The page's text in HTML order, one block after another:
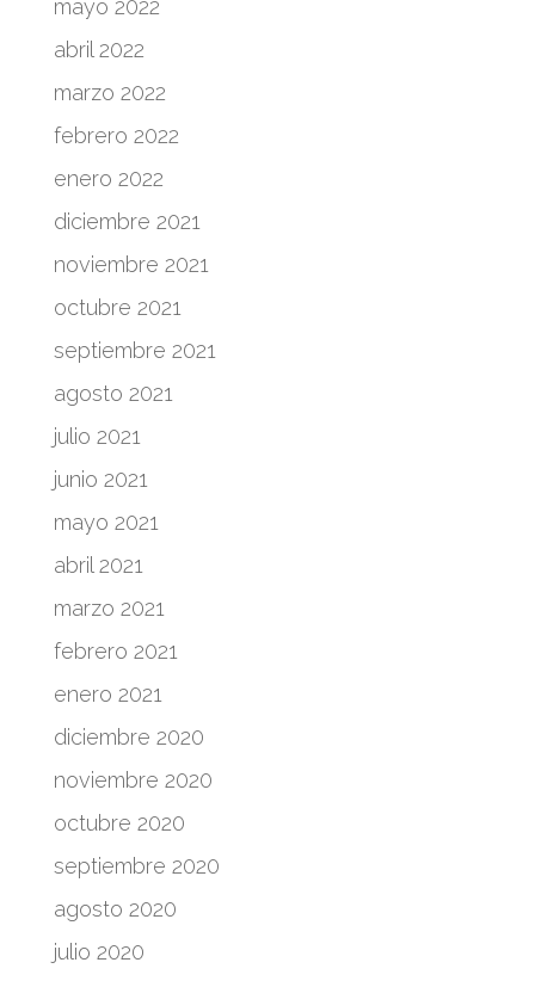
mayo 2022
abril 2022
marzo 2022
febrero 2022
enero 2022
diciembre 2021
noviembre 2021
octubre 2021
septiembre 2021
agosto 2021
julio 2021
junio 2021
mayo 2021
abril 2021
marzo 2021
febrero 2021
enero 2021
diciembre 2020
noviembre 2020
octubre 2020
septiembre 2020
agosto 2020
julio 2020